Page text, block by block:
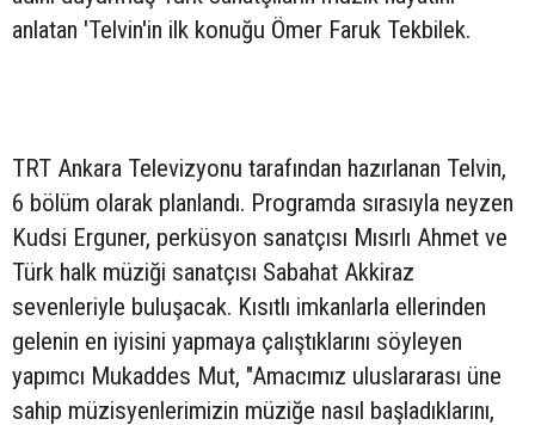
anlatan 'Telvin'in ilk konuğu Ömer Faruk Tekbilek.
TRT Ankara Televizyonu tarafından hazırlanan Telvin,
6 bölüm olarak planlandı. Programda sırasıyla neyzen
Kudsi Erguner, perküsyon sanatçısı Mısırlı Ahmet ve
Türk halk müziği sanatçısı Sabahat Akkiraz
sevenleriyle buluşacak. Kısıtlı imkanlarla ellerinden
gelenin en iyisini yapmaya çalıştıklarını söyleyen
yapımcı Mukaddes Mut, "Amacımız uluslararası üne
sahip müzisyenlerimizin müziğe nasıl başladıklarını,